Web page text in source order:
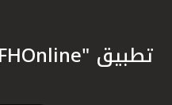
تطبيق "KFHOnline" للهواتف الذكية